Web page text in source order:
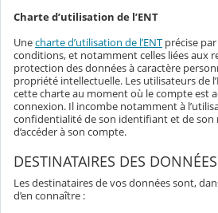
Charte d’utilisation de l’ENT
Unecharte d’utilisation de l’ENT précise
conditions, et notamment celles liées aux
protection des données à caractère
propriété intellectuelle. Les utilisateurs de
cette charte au moment où le compte est
connexion. Il incombe notamment à
confidentialité de son identifiant et de
d’accéder à son compte.
DESTINATAIRES DES DONNÉES
Les destinataires de vos données sont,
d’en connaître :